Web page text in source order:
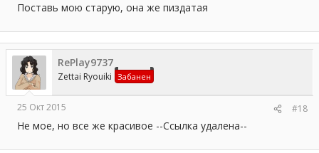
Поставь мою старую, она же пиздатая
RePlay9737
Zettai Ryouiki Забанен
25 Окт 2015 #18
Не мое, но все же красивое --Ссылка удалена--